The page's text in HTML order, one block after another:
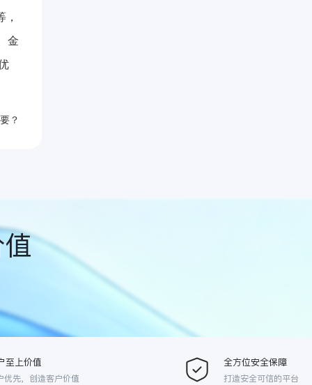
金
？
至上价值
优先，创造客户价值
全方位安全保障
打造安全可信的平台